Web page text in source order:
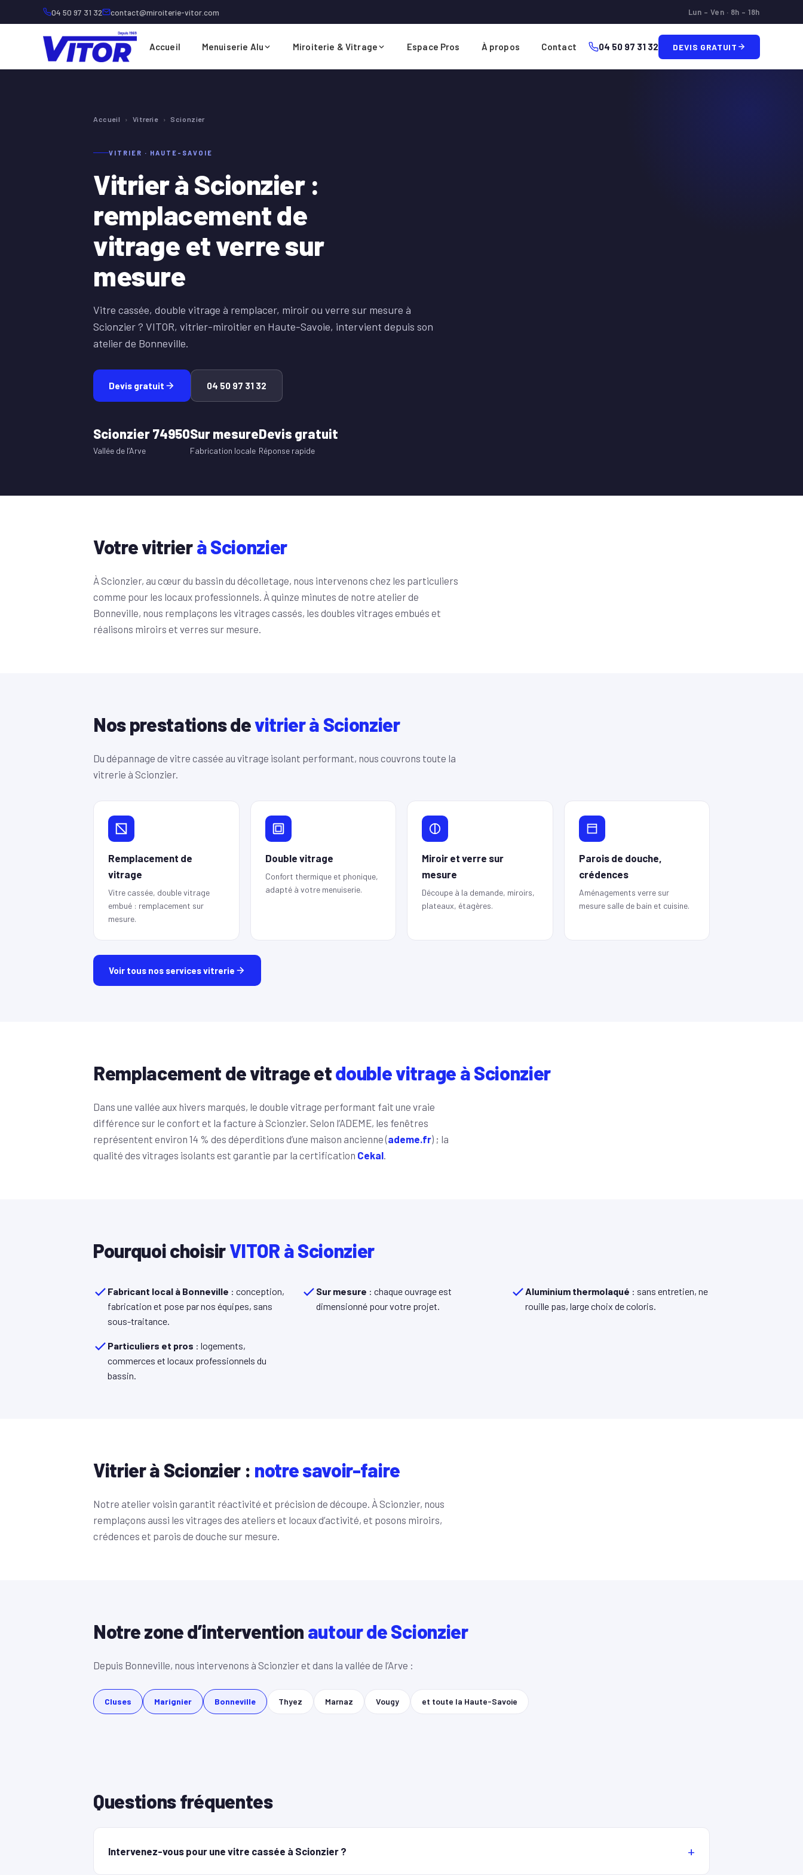
04 50 97 31 32 contact@miroiterie-vitor.com Lun – Ven · 8h – 18h
Accueil Menuiserie Alu Miroiterie & Vitrage Espace Pros À propos Contact 04 50 97 31 32 DEVIS GRATUIT
Accueil › Vitrerie › Scionzier
VITRIER · HAUTE-SAVOIE
Vitrier à Scionzier :
remplacement de
vitrage et verre sur
mesure
Vitre cassée, double vitrage à remplacer, miroir ou verre sur mesure à
Scionzier ? VITOR, vitrier-miroitier en Haute-Savoie, intervient depuis son
atelier de Bonneville.
Devis gratuit 04 50 97 31 32
Scionzier 74950
Vallée de l’Arve
Sur mesure
Fabrication locale
Devis gratuit
Réponse rapide
Votre vitrierà Scionzier
À Scionzier, au cœur du bassin du décolletage, nous intervenons chez les particuliers
comme pour les locaux professionnels. À quinze minutes de notre atelier de
Bonneville, nous remplaçons les vitrages cassés, les doubles vitrages embués et
réalisons miroirs et verres sur mesure.
Nos prestations devitrier à Scionzier
Du dépannage de vitre cassée au vitrage isolant performant, nous couvrons toute la
vitrerie à Scionzier.
Remplacement de
vitrage
Vitre cassée, double vitrage
embué : remplacement sur
mesure.
Double vitrage
Confort thermique et phonique,
adapté à votre menuiserie.
Miroir et verre sur
mesure
Découpe à la demande, miroirs,
plateaux, étagères.
Parois de douche,
crédences
Aménagements verre sur
mesure salle de bain et cuisine.
Voir tous nos services vitrerie
Remplacement de vitrage etdouble vitrage à Scionzier
Dans une vallée aux hivers marqués, le double vitrage performant fait une vraie
différence sur le confort et la facture à Scionzier. Selon l’ADEME, les fenêtres
représentent environ 14 % des déperditions d’une maison ancienne (ademe.fr) ; la
qualité des vitrages isolants est garantie par la certification Cekal.
Pourquoi choisirVITOR à Scionzier
Fabricant local à Bonneville : conception,
fabrication et pose par nos équipes, sans
sous-traitance.
Sur mesure : chaque ouvrage est
dimensionné pour votre projet.
Aluminium thermolaqué : sans entretien, ne
rouille pas, large choix de coloris.
Particuliers et pros : logements,
commerces et locaux professionnels du
bassin.
Vitrier à Scionzier : notre savoir-faire
Notre atelier voisin garantit réactivité et précision de découpe. À Scionzier, nous
remplaçons aussi les vitrages des ateliers et locaux d’activité, et posons miroirs,
crédences et parois de douche sur mesure.
Notre zone d’intervention autour de Scionzier
Depuis Bonneville, nous intervenons à Scionzier et dans la vallée de l’Arve :
Cluses Marignier Bonneville Thyez Marnaz Vougy et toute la Haute-Savoie
Questions fréquentes
Intervenez-vous pour une vitre cassée à Scionzier ?